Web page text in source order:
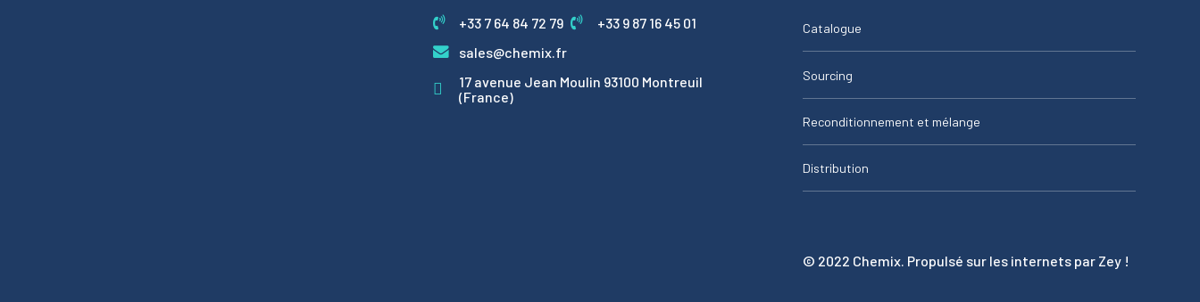
+33 7 64 84 72 79
+33 9 87 16 45 01
sales@chemix.fr
17 avenue Jean Moulin 93100 Montreuil
(France)
Catalogue
Sourcing
Reconditionnement et mélange
Distribution
© 2022 Chemix. Propulsé sur les internets par Zey !